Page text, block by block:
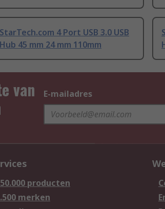
StarTech.com 4 Port USB 3.0 USB
Hub 45 mm 24 mm 110mm
van
E-mailadres
producten
merken